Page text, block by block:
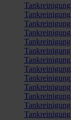
Tankreinigung